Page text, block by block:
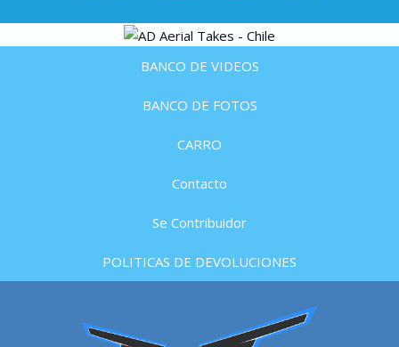
BANCO DE VIDEOS
BANCO DE FOTOS
CARRO
Contacto
Se Contribuidor
POLITICAS DE DEVOLUCIONES